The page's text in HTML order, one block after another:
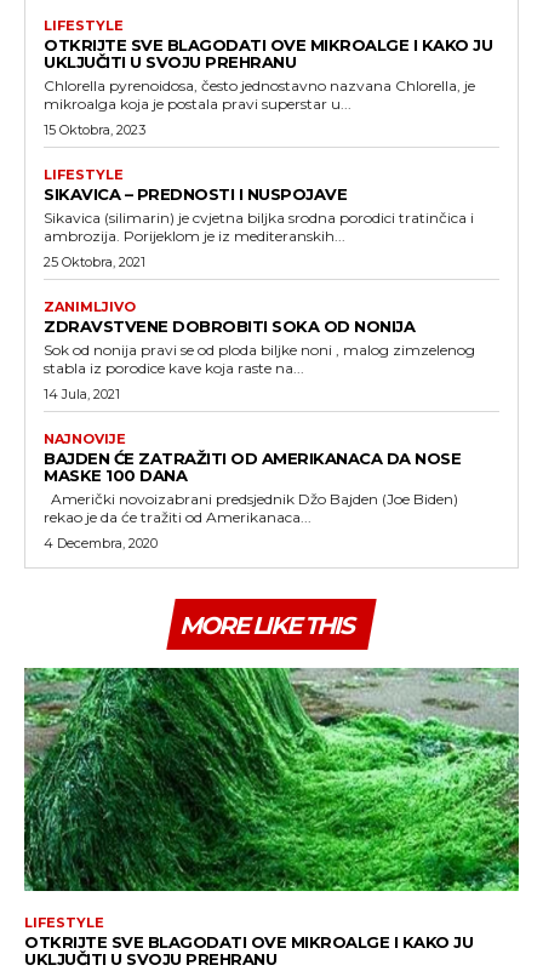
LIFESTYLE
OTKRIJTE SVE BLAGODATI OVE MIKROALGE I KAKO JU
UKLJUČITI U SVOJU PREHRANU
Chlorella pyrenoidosa, često jednostavno nazvana Chlorella, je
mikroalga koja je postala pravi superstar u...
15 Oktobra, 2023
LIFESTYLE
SIKAVICA – PREDNOSTI I NUSPOJAVE
Sikavica (silimarin) je cvjetna biljka srodna porodici tratinčica i
ambrozija. Porijeklom je iz mediteranskih...
25 Oktobra, 2021
ZANIMLJIVO
ZDRAVSTVENE DOBROBITI SOKA OD NONIJA
Sok od nonija pravi se od ploda biljke noni , malog zimzelenog
stabla iz porodice kave koja raste na...
14 Jula, 2021
NAJNOVIJE
BAJDEN ĆE ZATRAŽITI OD AMERIKANACA DA NOSE
MASKE 100 DANA
rekao je da će tražiti od Amerikanaca...
4 Decembra, 2020
MORE LIKE THIS
LIFESTYLE
OTKRIJTE SVE BLAGODATI OVE MIKROALGE I KAKO JU
UKLJUČITI U SVOJU PREHRANU